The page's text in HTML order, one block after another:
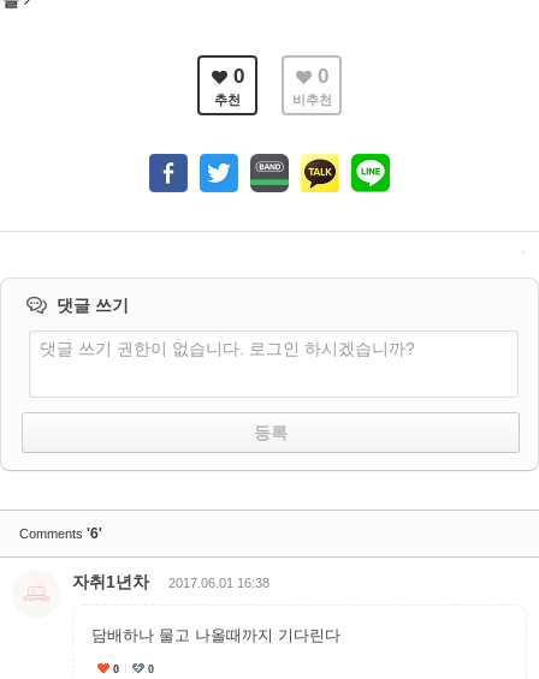
0
추천
0
비추천
댓글 쓰기
댓글 쓰기 권한이 없습니다. 로그인 하시겠습니까?
Comments '6'
자취1년차 2017.06.01 16:38
담배하나 물고 나올때까지 기다린다
0 0